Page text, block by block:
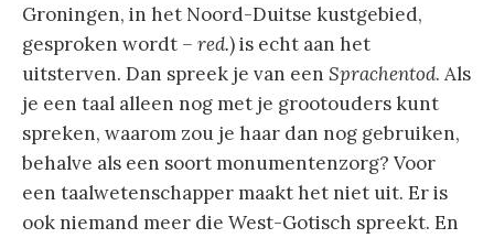
Groningen, in het Noord-Duitse kustgebied,
gesproken wordt – red.) is echt aan het
uitsterven. Dan spreek je van een Sprachentod. Als
je een taal alleen nog met je grootouders kunt
spreken, waarom zou je haar dan nog gebruiken,
behalve als een soort monumentenzorg? Voor
een taalwetenschapper maakt het niet uit. Er is
ook niemand meer die West-Gotisch spreekt. En